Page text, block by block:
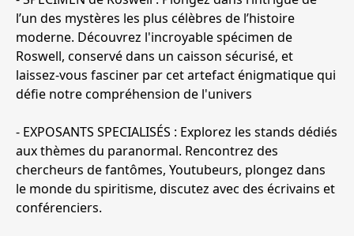
l’un des mystères les plus célèbres de l’histoire
moderne. Découvrez l'incroyable spécimen de
Roswell, conservé dans un caisson sécurisé, et
laissez-vous fasciner par cet artefact énigmatique qui
défie notre compréhension de l'univers
- EXPOSANTS SPECIALISÉS : Explorez les stands dédiés
aux thèmes du paranormal. Rencontrez des
chercheurs de fantômes, Youtubeurs, plongez dans
le monde du spiritisme, discutez avec des écrivains et
conférenciers.